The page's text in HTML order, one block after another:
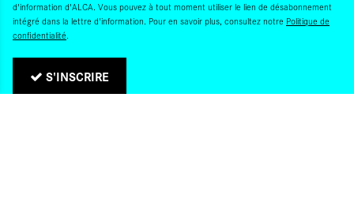
d'information d'ALCA. Vous pouvez à tout moment utiliser le lien de désabonnement
intégré dans la lettre d'information. Pour en savoir plus, consultez notre Politique de
confidentialité.
S'INSCRIRE